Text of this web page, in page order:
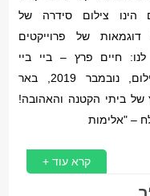
הינו צילום סידרה של
של פרוייקטים
חיים פרץ – ביי ביי
"צצי"פרוייקט סיום, קורס יסודות הצילום, נובמבר 2019, באר
של ביתי הקטנה והאהובה!
– "אלימות
קרא עוד +